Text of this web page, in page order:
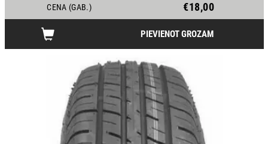
CENA (GAB.) €18,00
PIEVIENOT GROZAM